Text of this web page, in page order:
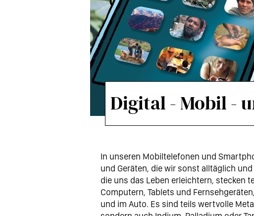
Digital - Mobil -
In unseren Mobiltelefonen und
und Geräten, die wir sonst alltäglich
die uns das Leben erleichtern, stecken
Computern, Tablets und
und im Auto. Es sind teils wertvolle